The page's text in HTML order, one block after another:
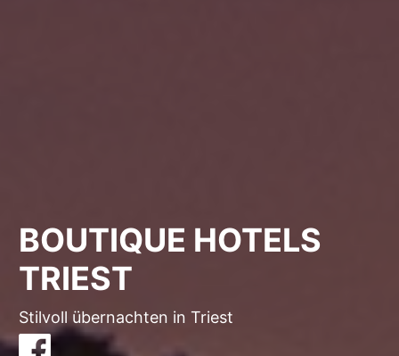
BOUTIQUE HOTELS
TRIEST
Stilvoll übernachten in Triest